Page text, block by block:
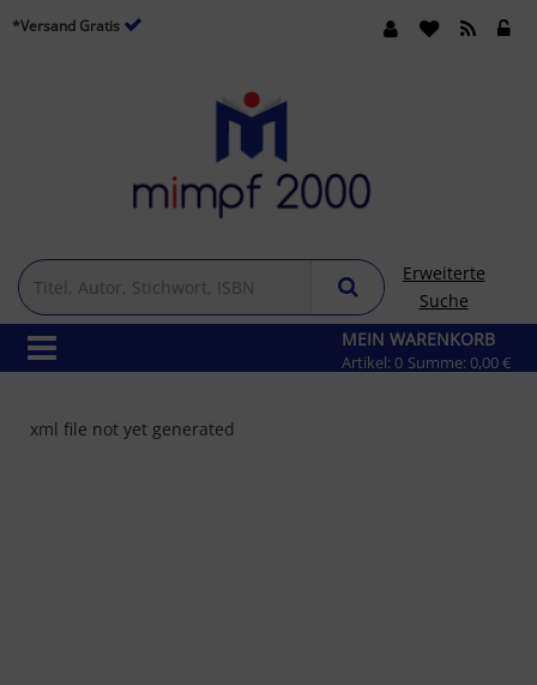
*Versand Gratis
Erweiterte
Suche
MEIN WARENKORB
Artikel: 0 Summe: 0,00 €
xml file not yet generated